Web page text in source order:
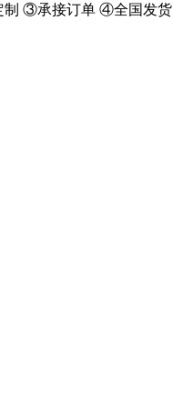
③承接订单 ④全国发货